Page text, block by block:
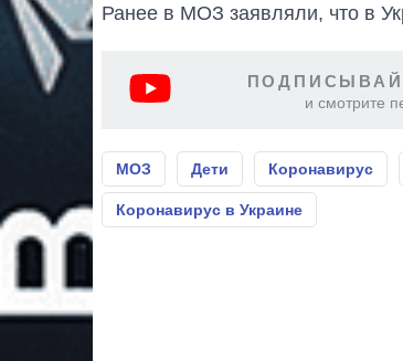
Ранее в МОЗ заявляли, что в
и смотрите
МОЗ Дети Коронавирус
Коронавирус в Украине